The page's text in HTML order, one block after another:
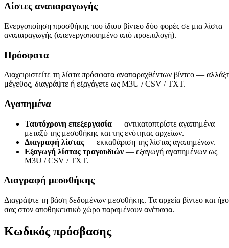
Λίστες αναπαραγωγής
Ενεργοποίηση προσθήκης του ίδιου βίντεο δύο φορές σε μια λίστα
αναπαραγωγής (απενεργοποιημένο από προεπιλογή).
Πρόσφατα
Διαχειριστείτε τη λίστα πρόσφατα αναπαραχθέντων βίντεο —
μέγεθος, διαγράψτε ή εξαγάγετε ως M3U / CSV / TXT.
Αγαπημένα
Ταυτόχρονη επεξεργασία — αντικατοπτρίστε αγαπημένα
μεταξύ της μεσοθήκης και της ενότητας αρχείων.
Διαγραφή λίστας — εκκαθάριση της λίστας αγαπημένων.
Εξαγωγή λίστας τραγουδιών — εξαγωγή αγαπημένων ως
M3U / CSV / TXT.
Διαγραφή μεσοθήκης
Διαγράψτε τη βάση δεδομένων μεσοθήκης. Τα αρχεία βίντεο και
σας στον αποθηκευτικό χώρο παραμένουν ανέπαφα.
Κωδικός πρόσβασης